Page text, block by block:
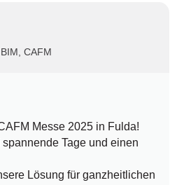
BIM ,CAFM
Messe 2025 in Fulda!
Tage und einen
Lösung für ganzheitlichen